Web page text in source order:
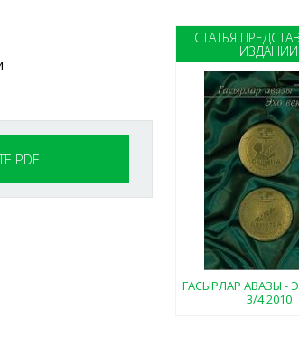
PDF
СТАТЬЯ
ИЗДАНИИ
ГАСЫРЛАР АВАЗЫ -
3/4 2010